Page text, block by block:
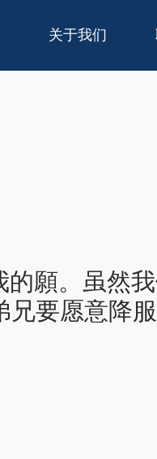
关于我们
願。虽然我
要愿意降